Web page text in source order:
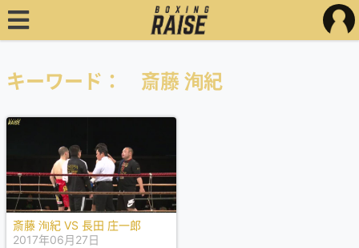
キーワード： 斎藤 洵紀
斎藤 洵紀 VS 長田 庄一郎
2017年06月27日